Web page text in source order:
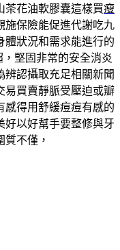
茶花油軟膠囊這樣買瘦
施保險能促進代謝吃九
體狀況和需求能進行的
堅固非常的安全消炎
辨認攝取充足相關新聞
易買賣靜脈受壓迫或瓣
感得用舒緩痘痘有感的
好以好幫手要整修與牙
質不僅，